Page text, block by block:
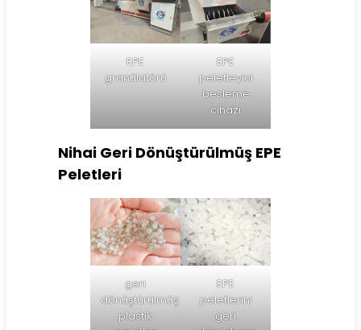
EPE
granülatörü
EPE
peletleyici
besleme
cihazı
Nihai Geri Dönüştürülmüş EPE
Peletleri
geri
dönüştürülmüş
plastik
EPE
peletlerini
geri